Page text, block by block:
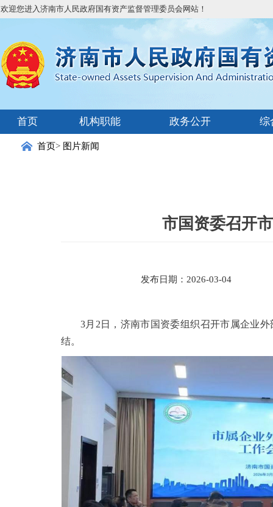
欢迎您进入济南市人民政府国有资产监督管理委员会网站！
首页 机构职能 政务公开 综
首页> 图片新闻
市国资委召开
发布日期：2026-03-04
3月2日，济南市国资委组织召开市属企业
结。